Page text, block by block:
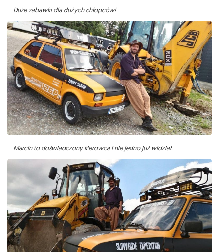
Duże zabawki dla dużych chłopców!
Marcin to doświadczony kierowca i nie jedno już widział.